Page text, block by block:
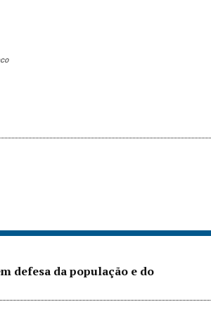
defesa da população e do